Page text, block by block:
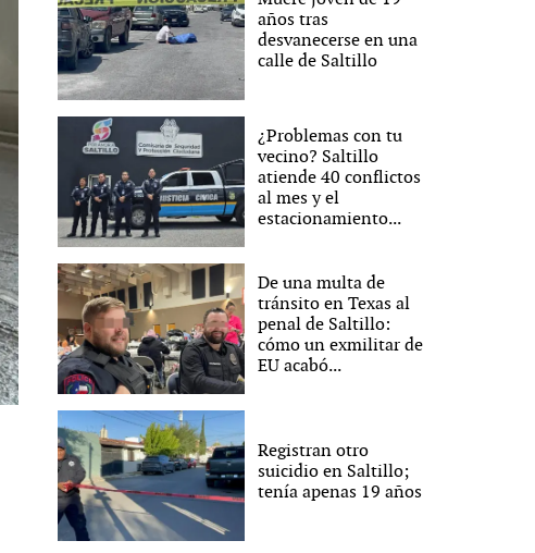
años tras
desvanecerse en una
calle de Saltillo
¿Problemas con tu
vecino? Saltillo
atiende 40 conflictos
al mes y el
estacionamiento...
De una multa de
tránsito en Texas al
penal de Saltillo:
cómo un exmilitar de
EU acabó...
Registran otro
suicidio en Saltillo;
tenía apenas 19 años